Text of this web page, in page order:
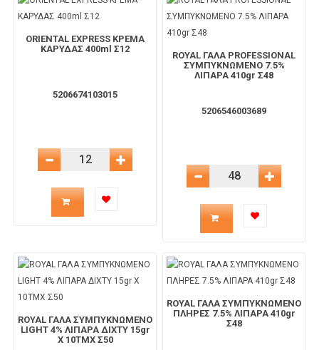
το
το
καλάθι
5206674103015
ORIENTAL EXPRESS ΚΡΕΜΑ
ΚΑΡΥΔΑΣ 400ml Σ12
Μείωση Ποσότητας
προϊόντος
το
καλάθι
Αύξηση Ποσότητας
5206546003689
ROYAL ΓΑΛΑ PROFESSIONAL
ΣΥΜΠΥΚΝΩΜΕΝΟ 7.5%
ΛΙΠΑΡΑ 410gr Σ48
Μείωση Ποσότητας
προϊόντος
το
Αύξηση
ROYAL ΓΑΛΑ ΣΥΜΠΥΚΝΩΜΕΝΟ
LIGHT 4% ΛΙΠΑΡΑ ΔΙΧΤΥ 15gr
X 10TMX Σ50
ROYAL ΓΑΛΑ ΣΥΜΠΥΚΝΩΜΕΝΟ
ΠΛΗΡΕΣ 7.5% ΛΙΠΑΡΑ 410gr
Σ48